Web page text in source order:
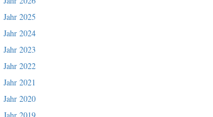
Jahr 2025
Jahr 2024
Jahr 2023
Jahr 2022
Jahr 2021
Jahr 2020